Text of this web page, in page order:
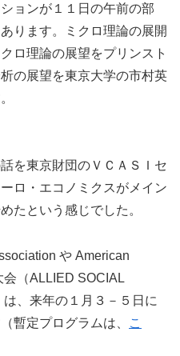
ョンが１１日の午前の部
ります。ミクロ理論の展開
ロ理論の展望をプリンスト
の展望を東京大学の市村英
を東京財団のＶＣＡＳＩセ
ロ・エコノミクスがメイン
たという感じでした。
や American
（ALLIED SOCIAL
、来年の１月３－５日に
暫定プログラムは、
こ